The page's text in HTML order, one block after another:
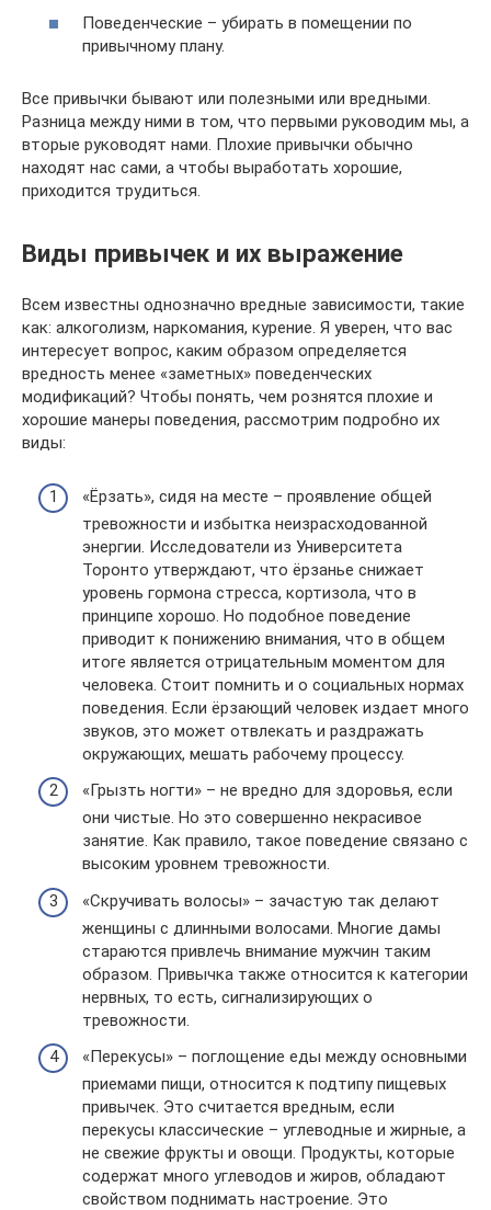
Поведенческие – убирать в помещении по
привычному плану.
Все привычки бывают или полезными или вредными.
Разница между ними в том, что первыми руководим мы, а
вторые руководят нами. Плохие привычки обычно
находят нас сами, а чтобы выработать хорошие,
приходится трудиться.
Виды привычек и их выражение
Всем известны однозначно вредные зависимости, такие
как: алкоголизм, наркомания, курение. Я уверен, что вас
интересует вопрос, каким образом определяется
вредность менее «заметных» поведенческих
модификаций? Чтобы понять, чем рознятся плохие и
хорошие манеры поведения, рассмотрим подробно их
виды:
«Ёрзать», сидя на месте – проявление общей
тревожности и избытка неизрасходованной
энергии. Исследователи из Университета
Торонто утверждают, что ёрзанье снижает
уровень гормона стресса, кортизола, что в
принципе хорошо. Но подобное поведение
приводит к понижению внимания, что в общем
итоге является отрицательным моментом для
человека. Стоит помнить и о социальных нормах
поведения. Если ёрзающий человек издает много
звуков, это может отвлекать и раздражать
окружающих, мешать рабочему процессу.
«Грызть ногти» – не вредно для здоровья, если
они чистые. Но это совершенно некрасивое
занятие. Как правило, такое поведение связано с
высоким уровнем тревожности.
«Скручивать волосы» – зачастую так делают
женщины с длинными волосами. Многие дамы
стараются привлечь внимание мужчин таким
образом. Привычка также относится к категории
нервных, то есть, сигнализирующих о
тревожности.
«Перекусы» – поглощение еды между основными
приемами пищи, относится к подтипу пищевых
привычек. Это считается вредным, если
перекусы классические – углеводные и жирные, а
не свежие фрукты и овощи. Продукты, которые
содержат много углеводов и жиров, обладают
свойством поднимать настроение. Это